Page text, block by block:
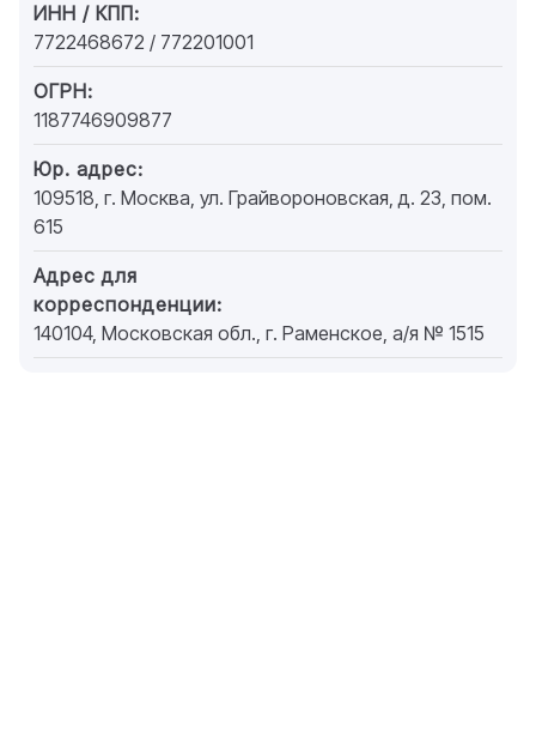
ИНН / КПП:
7722468672 / 772201001
ОГРН:
1187746909877
Юр. адрес:
109518, г. Москва, ул. Грайвороновская, д. 23, пом.
615
Адрес для
корреспонденции:
140104, Московская обл., г. Раменское, а/я № 1515